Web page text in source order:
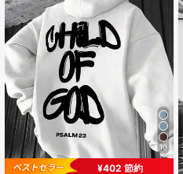
10
¥402 節約